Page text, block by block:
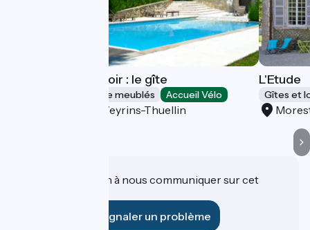
Domaine du Manoir : le gîte
Gîtes et locations de meublés Accueil Vélo
Les Avenières Veyrins-Thuellin
L'Etude
Gîtes et
Une information à nous communiquer sur cet
Signaler un problème